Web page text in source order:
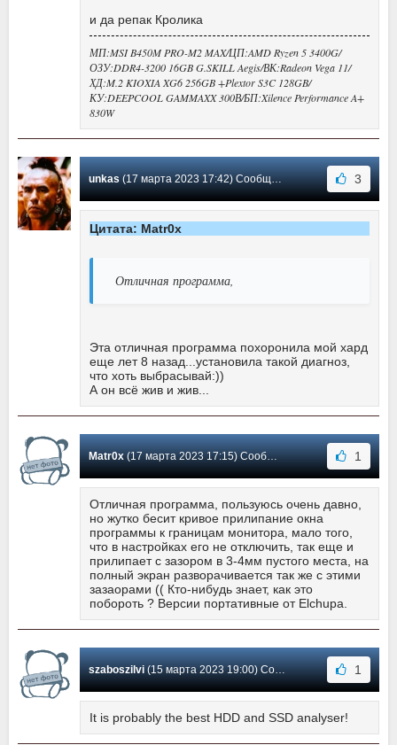
и да репак Кролика
МП:MSI B450M PRO-M2 MAX/ЦП:AMD Ryzen 5 3400G/
ОЗУ:DDR4-3200 16GB G.SKILL Aegis/ВК:Radeon Vega 11/
ХД:M.2 KIOXIA XG6 256GB +Plextor S3C 128GB/
КУ:DEEPCOOL GAMMAXX 300В/БП:Xilence Performance A+
830W
unkas(17 марта 2023 17:42) Сообщение #942 3
Цитата: Matr0x
Отличная программа,
Эта отличная программа похоронила мой хард
еще лет 8 назад...установила такой диагноз,
что хоть выбрасывай:))
А он всё жив и жив...
Matr0x(17 марта 2023 17:15) Сообщение #941 1
Отличная программа, пользуюсь очень давно,
но жутко бесит кривое прилипание окна
программы к границам монитора, мало того,
что в настройках его не отключить, так еще и
прилипает с зазором в 3-4мм пустого места, на
полный экран разворачивается так же с этими
зазаорами (( Кто-нибудь знает, как это
побороть ? Версии портативные от Elchupa.
szaboszilvi(15 марта 2023 19:00) Сообщение #940 1
It is probably the best HDD and SSD analyser!